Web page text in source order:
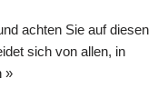
achten Sie auf diesen
sich von allen, in
»